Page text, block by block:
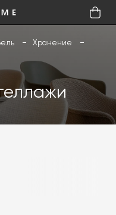
Хранение